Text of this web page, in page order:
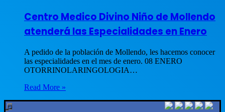
Centro Medico Divino Niño de Mollendo
atenderá las Especialidades en Enero
A pedido de la población de Mollendo, les hacemos conocer
las especialidades en el mes de enero. 08 ENERO
OTORRINOLARINGOLOGIA…
Read More »